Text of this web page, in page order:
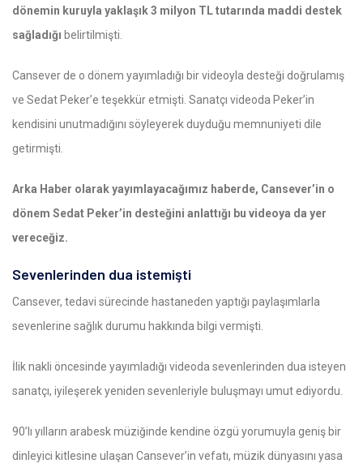
dönemin kuruyla yaklaşık 3 milyon TL tutarında maddi destek
sağladığı belirtilmişti.
Cansever de o dönem yayımladığı bir videoyla desteği doğrulamış
ve Sedat Peker’e teşekkür etmişti. Sanatçı videoda Peker’in
kendisini unutmadığını söyleyerek duyduğu memnuniyeti dile
getirmişti.
Arka Haber olarak yayımlayacağımız haberde, Cansever’in o
dönem Sedat Peker’in desteğini anlattığı bu videoya da yer
vereceğiz.
Sevenlerinden dua istemişti
Cansever, tedavi sürecinde hastaneden yaptığı paylaşımlarla
sevenlerine sağlık durumu hakkında bilgi vermişti.
İlik nakli öncesinde yayımladığı videoda sevenlerinden dua isteyen
sanatçı, iyileşerek yeniden sevenleriyle buluşmayı umut ediyordu.
90’lı yılların arabesk müziğinde kendine özgü yorumuyla geniş bir
dinleyici kitlesine ulaşan Cansever’in vefatı, müzik dünyasını yasa